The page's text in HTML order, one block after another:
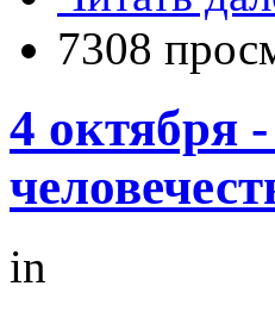
7308
4 октября
in